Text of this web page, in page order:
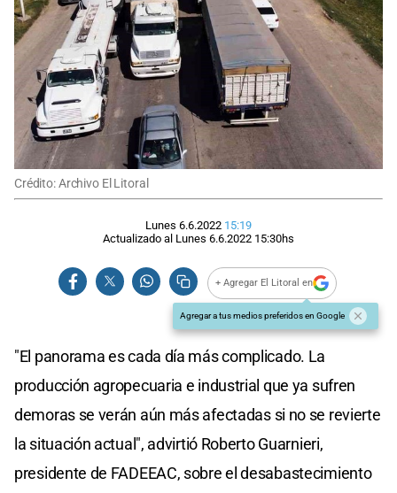
Crédito: Archivo El Litoral
Lunes 6.6.2022 15:19
Actualizado al Lunes 6.6.2022 15:30hs
+ Agregar El Litoral en
Agregar a tus medios preferidos en Google
"El panorama es cada día más complicado. La
producción agropecuaria e industrial que ya sufren
demoras se verán aún más afectadas si no se revierte
la situación actual", advirtió Roberto Guarnieri,
presidente de FADEEAC, sobre el desabastecimiento